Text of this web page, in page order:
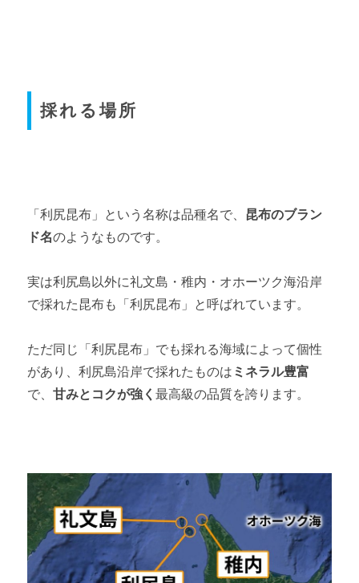
採れる場所
「利尻昆布」という名称は品種名で、 昆布のブラン
ド名のようなものです。
実は利尻島以外に礼文島・稚内・オホーツク海沿岸
で採れた昆布も「利尻昆布」と呼ばれています。
ただ同じ「利尻昆布」でも採れる海域によって個性
があり、利尻島沿岸で採れたものは ミネラル豊富
で、甘みとコクが強く最高級の品質を誇ります。